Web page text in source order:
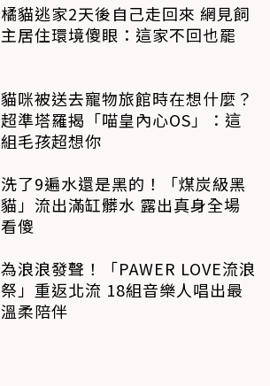
橘貓逃家2天後自己走回來 網見飼
主居住環境傻眼：這家不回也罷
貓咪被送去寵物旅館時在想什麼？
超準塔羅揭「喵皇內心OS」：這
組毛孩超想你
洗了9遍水還是黑的！「煤炭級黑
貓」流出滿缸髒水 露出真身全場
看傻
為浪浪發聲！「PAWER LOVE流浪
祭」重返北流 18組音樂人唱出最
溫柔陪伴